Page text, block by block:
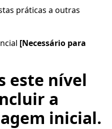
práticas a outras
[Necessário para
este nível
a
inicial.